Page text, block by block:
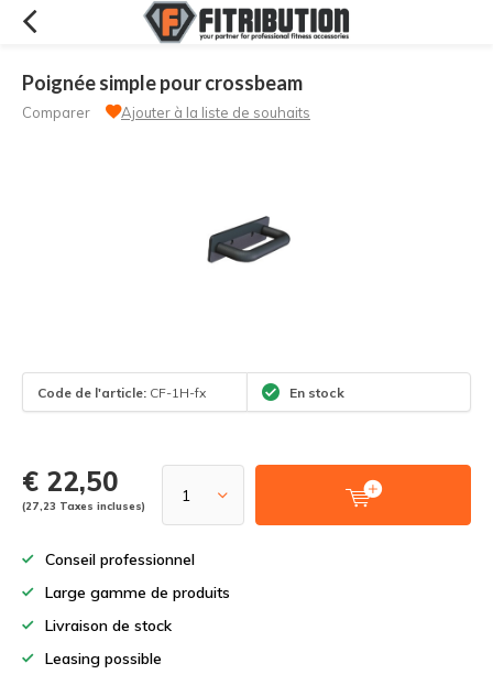
Poignée simple pour crossbeam
Comparer Ajouter à la liste de souhaits
Code de l'article: CF-1H-fx En stock
€ 22,50
(27,23 Taxes incluses)
Conseil professionnel
Large gamme de produits
Livraison de stock
Leasing possible